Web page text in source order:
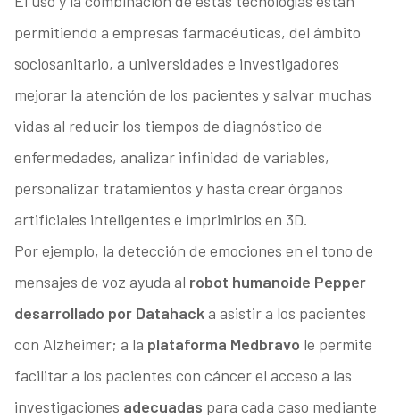
permitiendo a empresas farmacéuticas, del ámbito
sociosanitario, a universidades e investigadores
mejorar la atención de los pacientes y salvar muchas
vidas al reducir los tiempos de diagnóstico de
enfermedades, analizar infinidad de variables,
personalizar tratamientos y hasta crear órganos
artificiales inteligentes e imprimirlos en 3D.
Por ejemplo, la detección de emociones en el tono de
mensajes de voz ayuda al robot humanoide Pepper
desarrollado por Datahacka asistir a los pacientes
con Alzheimer; a la plataforma Medbravo le permite
facilitar a los pacientes con cáncer el acceso a las
investigaciones adecuadas para cada caso mediante